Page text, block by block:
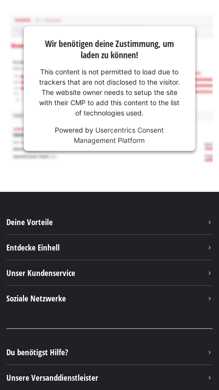
Wir benötigen deine Zustimmung, um
laden zu können!
This content is not permitted to load due to
trackers that are not disclosed to the visitor.
The website owner needs to setup the site
with their CMP to add this content to the list
of technologies used.
Powered by Usercentrics Consent
Management Platform
Deine Vorteile
Entdecke Einhell
Nachhaltigkeit
Unser Kundenservice
FAQs
Rücksendungen / Widerruf
Soziale Netzwerke
Instagram
TikTok
Pinterest
Du benötigst Hilfe?
Unsere Versanddienstleister